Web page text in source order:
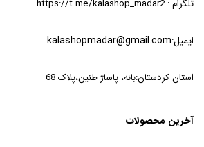
تلگرام : https://t.me/kalashop_madar2
ایمیل:kalashopmadar@gmail.com
استان کردستان:بانه، پاساژ طنین،پلاک 68
آخرین محصولات